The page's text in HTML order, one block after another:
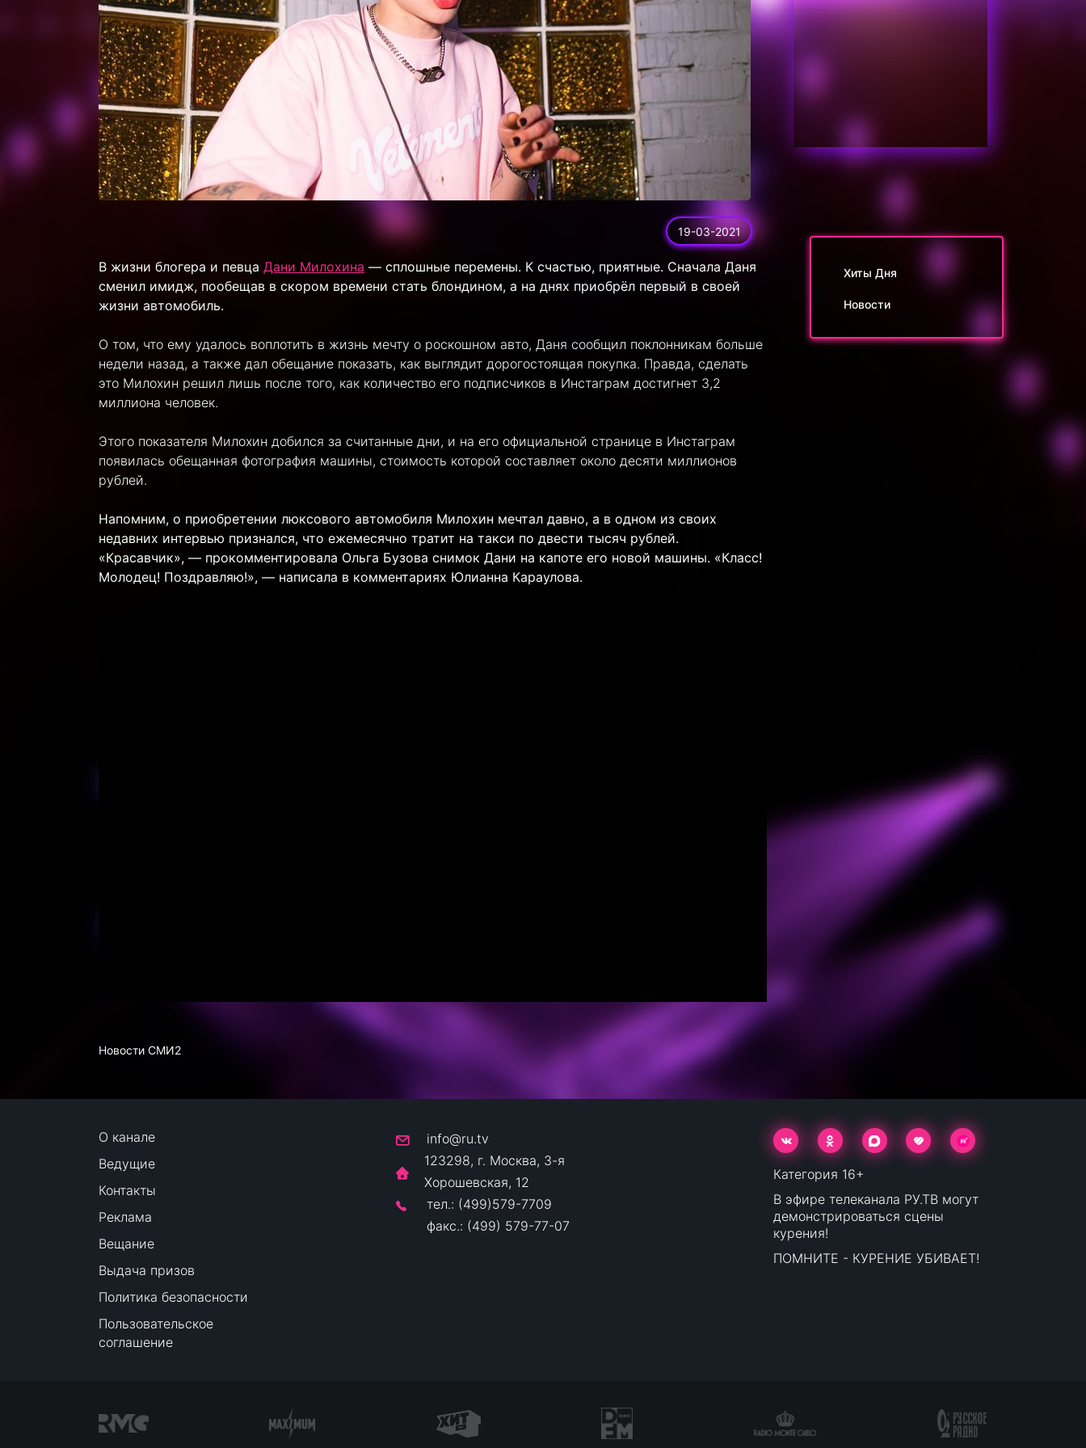
19-03-2021
В жизни блогера и певца Дани Милохина — сплошные перемены. К счастью, приятные. Сначала Даня
сменил имидж, пообещав в скором времени стать блондином, а на днях приобрёл первый в своей
жизни автомобиль.
О том, что ему удалось воплотить в жизнь мечту о роскошном авто, Даня сообщил поклонникам больше
недели назад, а также дал обещание показать, как выглядит дорогостоящая покупка. Правда, сделать
это Милохин решил лишь после того, как количество его подписчиков в Инстаграм достигнет 3,2
миллиона человек.
Этого показателя Милохин добился за считанные дни, и на его официальной странице в Инстаграм
появилась обещанная фотография машины, стоимость которой составляет около десяти миллионов
рублей.
Напомним, о приобретении люксового автомобиля Милохин мечтал давно, а в одном из своих
недавних интервью признался, что ежемесячно тратит на такси по двести тысяч рублей.
«Красавчик», — прокомментировала Ольга Бузова снимок Дани на капоте его новой машины. «Класс!
Молодец! Поздравляю!», — написала в комментариях Юлианна Караулова.
Новости СМИ2
Хиты Дня
Новости
О канале
Ведущие
Контакты
Реклама
Вещание
Выдача призов
Политика безопасности
Пользовательское
соглашение
info@ru.tv
123298, г. Москва, 3-я
Хорошевская, 12
тел.: (499)579-7709
факс.: (499) 579-77-07
Категория 16+
В эфире телеканала РУ.ТВ могут
демонстрироваться сцены
курения!
ПОМНИТЕ - КУРЕНИЕ УБИВАЕТ!